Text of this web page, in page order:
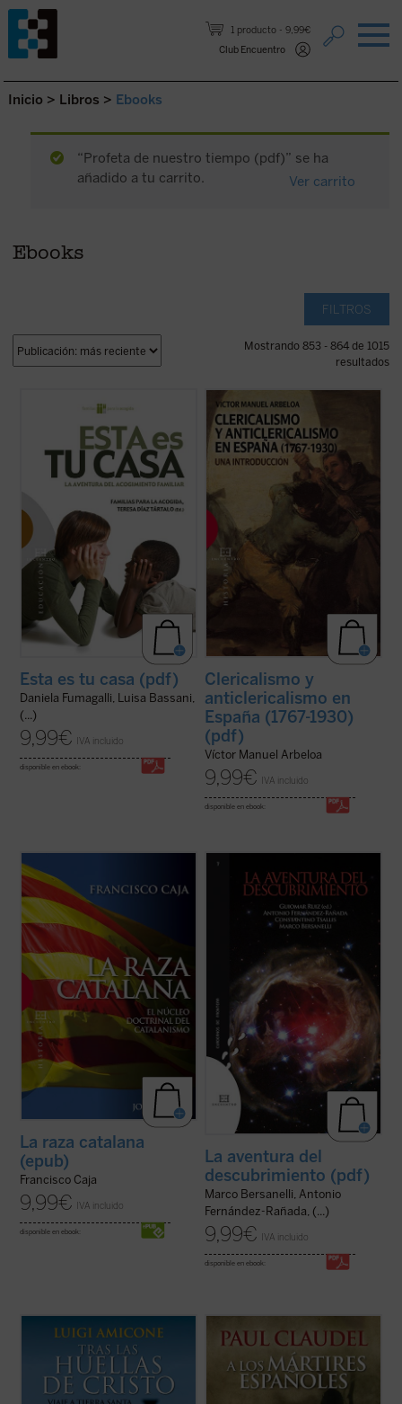
1 producto
9,99€
Club Encuentro
Saltar al contenido.
Inicio > Libros > Ebooks
“Profeta de nuestro tiempo (pdf)” se ha
añadido a tu carrito.
Ver carrito
Ebooks
FILTROS
Mostrando 853 - 864 de 1015
resultados
No es extraño ver cómo muchas personas
se embarcan en la aventura de los
acogimientos o las adopciones cargados
de buenas intenciones, y en ocasiones
llenos de romanticismos. Pero muchos no
resisten el embate de la realidad: cuando
empiezan a ... (ver ficha)
Esta es tu casa (pdf)
Daniela Fumagalli, Luisa Bassani,
(...)
9,99€ IVA incluido
disponible en ebook:
La historia española, especialmente en los
últimos siglos, parece marcada por una
confrontación radical entre las posiciones
católicas y las posiciones anticatólicas.
Desde ambos lados se ha derivado a
menudo hacia una actitud de hostilidad y ...
Clericalismo y
anticlericalismo en
España (1767-1930)
(pdf)
Víctor Manuel Arbeloa
9,99€ IVA incluido
disponible en ebook:
Frente a la visión habitual que atribuye al
nacionalismo catalán una fundamentación
meramente cultural o lingüística, Francisco
Caja muestra, apoyándose en los propios
textos fundacionales de los referentes e
ideólogos del catalanismo, en el ...(ver
ficha)
La raza catalana
(epub)
Francisco Caja
9,99€ IVA incluido
disponible en ebook:
A lo largo de estas páginas el lector, de la
mano de tres nuevos grandes maestros y
amigos ---C. Tsallis, Antonio F. Rañada y
establecido para "aventurarse" en la
realidad. Participará así junto con nosotros
La aventura del
descubrimiento (pdf)
Marco Bersanelli, Antonio
Fernández-Rañada, (...)
9,99€ IVA incluido
disponible en ebook:
«Lo que cuenta es realmente que la vida
comenzada en María y José, en Juan y
Andrés, vuelva a encenderse en el corazón
de la gente, que a las personas se les
ayude a tener un encuentro que cambie su
vida como sucedió en los orígenes del ...
(ver ficha)
Paul Claudel, uno de los grandes autores
católicos del siglo XX, escribió su poema A
los mártires españoles en 1937,
impresionado por los acontecimientos que